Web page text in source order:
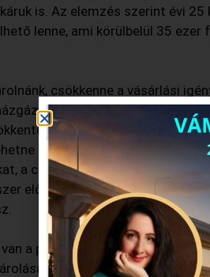
is. Az elemzés szerint évi 25
lenne, ami körülbelül 35
csökkenne a vásárlási
kibocsátása, egy
az EU az
kevesebb. Emellett az
a cégeket és a fogyasztókat is
előállításához,
a problémára, ilyen például a
a „maradékmentő